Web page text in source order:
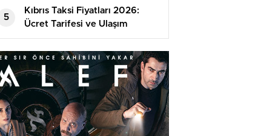
5
Kıbrıs Taksi Fiyatları 2026:
Ücret Tarifesi ve Ulaşım
Rehberi